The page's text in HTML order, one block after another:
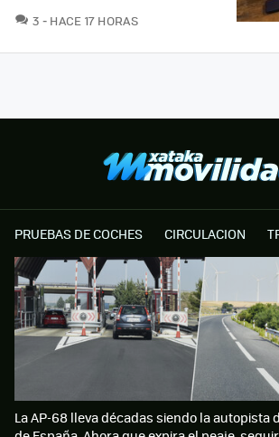
3 COMENTARIOS
HACE 17 HORAS
PRUEBAS DE COCHES CIRCULACION
La AP-68 lleva décadas siendo la autopista